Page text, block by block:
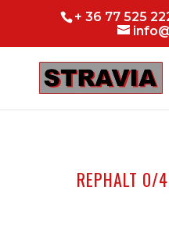
+ 36 77 525
REPHALT 0/